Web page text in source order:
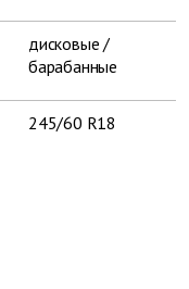
дисковые /
барабанные
245/60 R18